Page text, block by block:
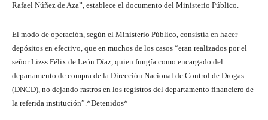
Rafael Núñez de Aza”, establece el documento del Ministerio Público.
El modo de operación, según el Ministerio Público, consistía en hacer
depósitos en efectivo, que en muchos de los casos “eran realizados por el
señor Lizss Félix de León Díaz, quien fungía como encargado del
departamento de compra de la Dirección Nacional de Control de Drogas
(DNCD), no dejando rastros en los registros del departamento financiero de
la referida institución”.*Detenidos*